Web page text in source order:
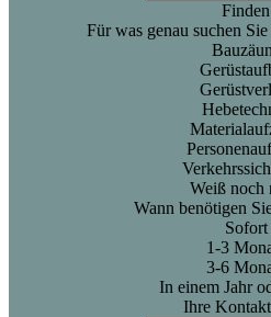
Finden
Für was genau suchen
Weiß noch
Wann benötigen
Sofort
1-3
3-6
In einem Jahr
Ihre